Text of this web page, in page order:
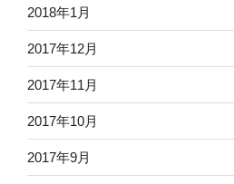
2018年1月
2017年12月
2017年11月
2017年10月
2017年9月